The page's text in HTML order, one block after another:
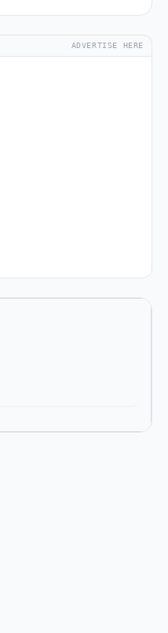
ADVERTISE HERE